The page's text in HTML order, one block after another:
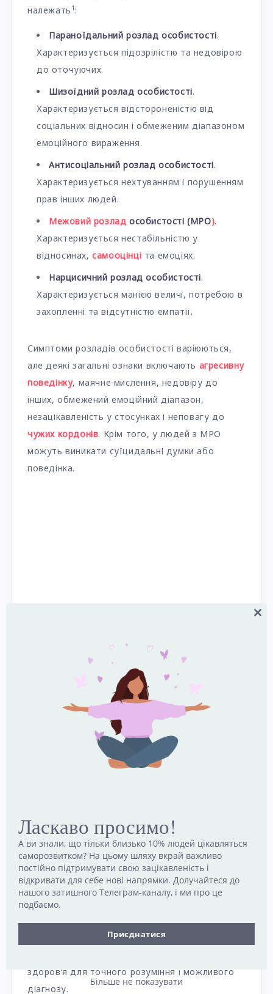
належать 1 :
Параноїдальний розлад особистості.
Характеризується підозрілістю та недовірою
до оточуючих.
Шизоїдний розлад особистості.
Характеризується відстороненістю від
соціальних відносин і обмеженим діапазоном
емоційного вираження.
Антисоціальний розлад особистості.
Характеризується нехтуванням і порушенням
прав інших людей.
Межовий розлад особистості (МРО).
Характеризується нестабільністю у
відносинах,самооцінці та емоціях.
Нарцисичний розлад особистості.
Характеризується манією величі, потребою в
захопленні та відсутністю емпатії.
Симптоми розладів особистості варіюються,
але деякі загальні ознаки включають агресивну
поведінку, маячне мислення, недовіру до
інших, обмежений емоційний діапазон,
незацікавленість у стосунках і неповагу до
чужих кордонів. Крім того, у людей з МРО
можуть виникати суїцидальні думки або
поведінка.
психологічної підтримки Lifeline Ukraine за
номером7333(в тому числі для ветеранів
війни). За номером 0–800–501–701 працює
Всеукраїнський телефон довіри.
Якщо ви вважаєте, що деякі аспекти вашої
розгубленості абодепресії, дуже важливо
здоров’я для точного розуміння і можливого
діагнозу.
Close
Ласкаво просимо!
А ви знали, що тільки близько 10% людей цікавляться
саморозвитком? На цьому шляху вкрай важливо
постійно підтримувати свою зацікавленість і
відкривати для себе нові напрямки. Долучайтеся до
нашого затишного Телеграм-каналу, і ми про це
подбаємо.
Приєднатися
Більше не показувати